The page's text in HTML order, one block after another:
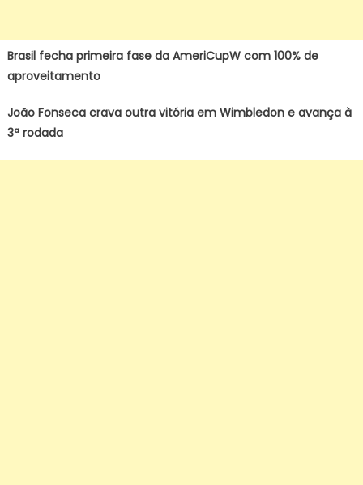
Brasil fecha primeira fase da AmeriCupW com 100% de
aproveitamento
João Fonseca crava outra vitória em Wimbledon e avança à
3ª rodada